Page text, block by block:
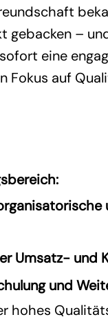
–
eine
Fokus auf
:
Umsatz- und
und
hohes